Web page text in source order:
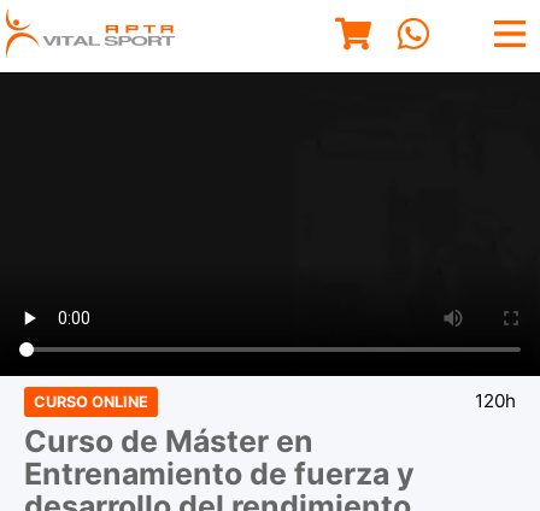
CURSO ONLINE 120h
Curso de Máster en
Entrenamiento de fuerza y